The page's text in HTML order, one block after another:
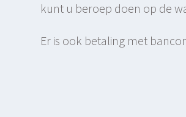
kunt u beroep doen op de
Er is ook betaling met